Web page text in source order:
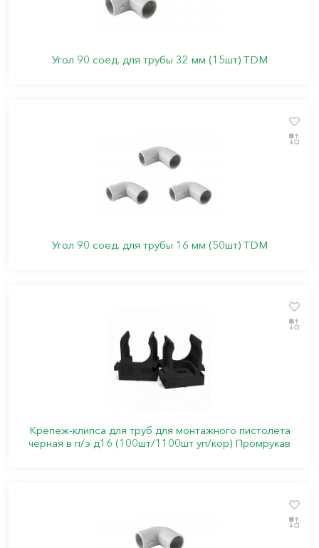
Угол 90 соед. для трубы 32 мм (15шт) TDM
Угол 90 соед. для трубы 16 мм (50шт) TDM
Крепеж-клипса для труб для монтажного пистолета
черная в п/э д16 (100шт/1100шт уп/кор) Промрукав